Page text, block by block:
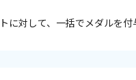
に対して、一括でメダルを